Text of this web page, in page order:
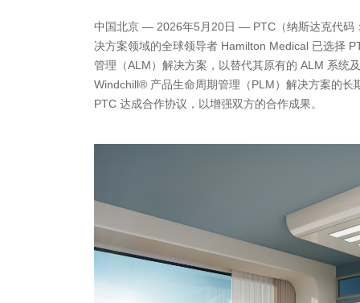
中国北京 — 2026年5月20日 — PTC（纳斯达克代码
决方案领域的全球领导者 Hamilton Medical 已选择
管理（ALM）解决方案，以替代其原有的 ALM 系统
Windchill® 产品生命周期管理（PLM）解决方案的长
PTC 达成合作协议，以增强双方的合作成果。